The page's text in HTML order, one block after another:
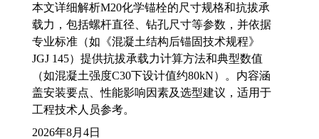
本文详细解析M20化学锚栓的尺寸规格和抗拔承
载力，包括螺杆直径、钻孔尺寸等参数，并依据
专业标准（如《混凝土结构后锚固技术规程》
JGJ 145）提供抗拔承载力计算方法和典型数值
（如混凝土强度C30下设计值约80kN）。内容涵
盖安装要点、性能影响因素及选型建议，适用于
工程技术人员参考。
2026年8月4日